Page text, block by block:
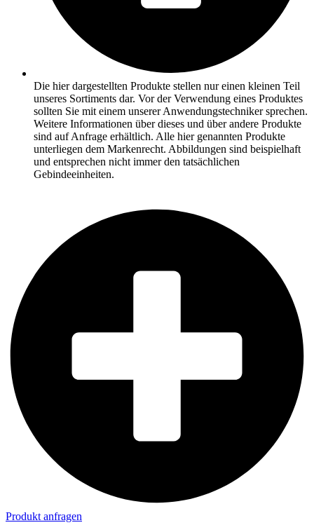
Die hier dargestellten Produkte stellen nur einen kleinen Teil
unseres Sortiments dar. Vor der Verwendung eines Produktes
sollten Sie mit einem unserer Anwendungstechniker sprechen.
Weitere Informationen über dieses und über andere Produkte
sind auf Anfrage erhältlich. Alle hier genannten Produkte
unterliegen dem Markenrecht. Abbildungen sind beispielhaft
und entsprechen nicht immer den tatsächlichen
Gebindeeinheiten.
Produkt anfragen